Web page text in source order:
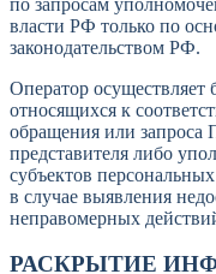
власти РФ только по
законодательством РФ.
Оператор
относящихся к
обращения или запроса
представителя либо
субъектов
в случае выявления
неправомерных
РАСКРЫТИЕ